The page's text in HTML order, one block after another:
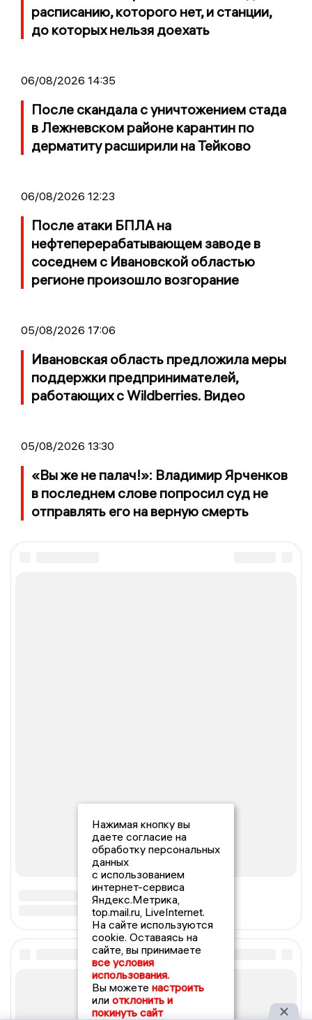
расписанию, которого нет, и станции,
до которых нельзя доехать
06/08/2026 14:35
После скандала с уничтожением стада
в Лежневском районе карантин по
дерматиту расширили на Тейково
06/08/2026 12:23
После атаки БПЛА на
нефтеперерабатывающем заводе в
соседнем с Ивановской областью
регионе произошло возгорание
05/08/2026 17:06
Ивановская область предложила меры
поддержки предпринимателей,
работающих с Wildberries. Видео
05/08/2026 13:30
«Вы же не палач!»: Владимир Ярченков
в последнем слове попросил суд не
отправлять его на верную смерть
Нажимая кнопку вы
даете согласие на
обработку персональных
данных
с использованием
интернет-сервиса
Яндекс.Метрика,
top.mail.ru, LiveInternet.
На сайте используются
cookie. Оставаясь на
сайте, вы принимаете
все условия
использования.
Вы можете настроить
или отклонить и
покинуть сайт